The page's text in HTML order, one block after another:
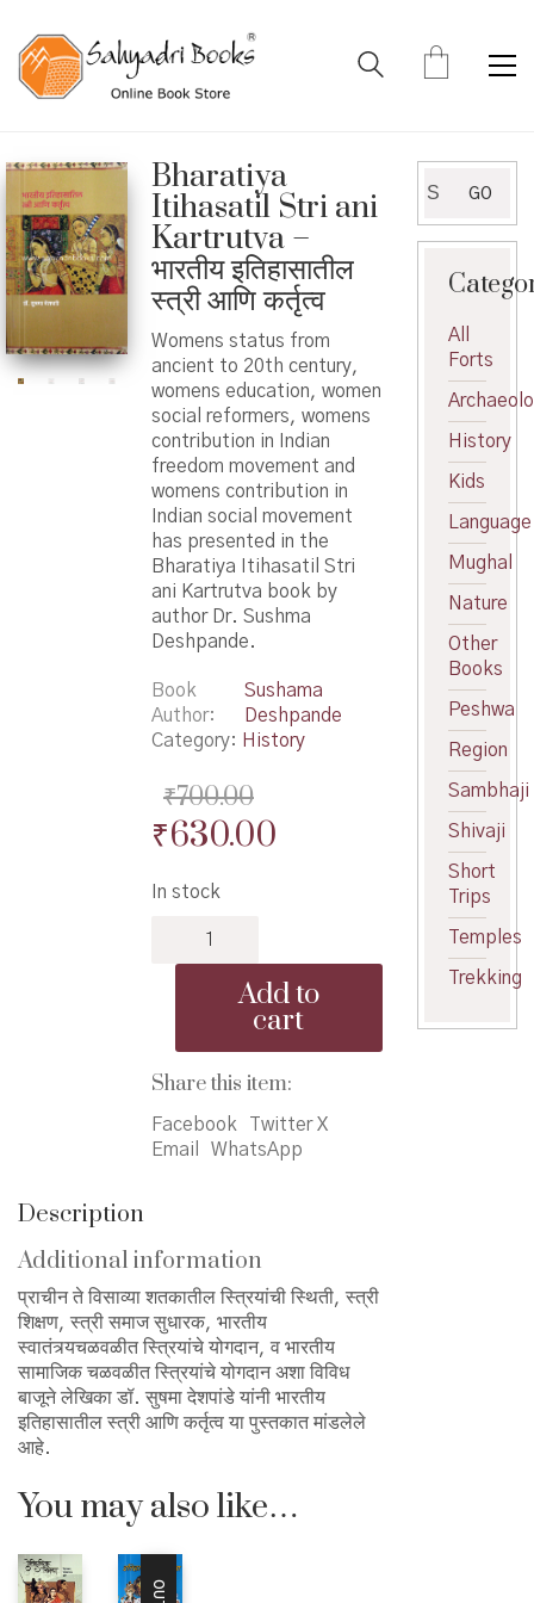
Bharatiya
Itihasatil Stri ani
Kartrutva –
भारतीय इतिहासातील
स्त्री आणि कर्तृत्व
Womens status from
ancient to 20th century,
womens education, women
social reformers, womens
contribution in Indian
freedom movement and
womens contribution in
Indian social movement
has presented in the
Bharatiya Itihasatil Stri
ani Kartrutva book by
author Dr. Sushma
Deshpande.
Book
Author
Sushama
Deshpande
Category: History
₹700.00
Original
was:
₹700.00.
₹630.00Current
In stock
Itihasatil
भारतीय
स्त्री
आणि
Add to
cart
Share this item:
Facebook
Twitter X
Email
WhatsApp
Description
Additional information
प्राचीन ते विसाव्या शतकातील स्त्रियांची स्थिती, स्त्री
शिक्षण, स्त्री समाज सुधारक, भारतीय
स्वातंत्र्यचळवळीत स्त्रियांचे योगदान, व भारतीय
सामाजिक चळवळीत स्त्रियांचे योगदान अशा विविध
बाजूने लेखिका डॉ. सुषमा देशपांडे यांनी भारतीय
इतिहासातील स्त्री आणि कर्तृत्व या पुस्तकात मांडलेले
आहे.
You may also like…
for:
GO
All
Forts
History
Kids
Language
Mughal
Nature
Other
Books
Peshwa
Region
Sambhaji
Shivaji
Short
Trips
Temples
Trekking